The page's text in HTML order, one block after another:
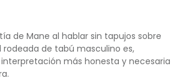
de Mane al hablar sin tapujos sobre
de tabú masculino es,
más honesta y necesaria